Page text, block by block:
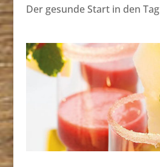
Der gesunde Start in den Tag